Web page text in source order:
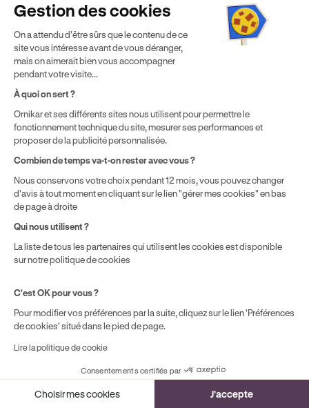
Enseignants de la conduite
Mentions légales
Politique de cookies
* Détail des conditions de nos offres
Politique de prix : nos prix varient en fonction de votre
localisation géographique et du type de formules que vous
achetez comme détaillé dans nosConditions Générales de
Vente.
¹ Économie moyenne TTC hors promotions constatées entre
une formule initiale de préparation au permis de conduire en
boîte manuelle Ornikar (799,34€) et en auto-école
traditionnelle (1 225€) selon une étude interne de octobre
Gestion des cookies
On a attendu d'être sûrs que le contenu de ce
site vous intéresse avant de vous déranger,
mais on aimerait bien vous accompagner
pendant votre visite...
À quoi on sert ?
Ornikar et ses différents sites nous utilisent pour permettre le
fonctionnement technique du site, mesurer ses performances et
proposer de la publicité personnalisée.
Combien de temps va-t-on rester avec vous ?
Nous conservons votre choix pendant 12 mois, vous pouvez changer
d'avis à tout moment en cliquant sur le lien "gérer mes cookies" en bas
de page à droite
Qui nous utilisent ?
La liste de tous les partenaires qui utilisent les cookies est disponible
sur notre politique de cookies
C'est OK pour vous ?
Pour modifier vos préférences par la suite, cliquez sur le lien 'Préférences
de cookies' situé dans le pied de page.
Lire la politique de cookie
Consentements certifiés par
Choisir mes cookies J'accepte
Cookies